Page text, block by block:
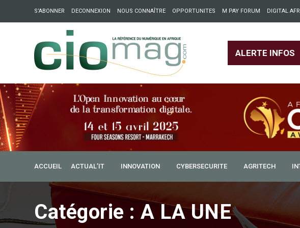
S’ABONNER DECONNEXION NOUS CONNAÎTRE OPPORTUNITES M PAY FORUM DIGITAL
ALERTE INFOS
: Partech Shaker lance Chapter54 pour créer des ponts entre l’Europe et
ACCUEIL ACTUAL’IT INNOVATION CYBERSECURITE AGRITECH
Catégorie : A LA UNE
9 janvier 2017
Sénégal : 2017, une année du
selon l’Asutic
(CIO Mag) – Cette année n’a jamais été aussi chargée en